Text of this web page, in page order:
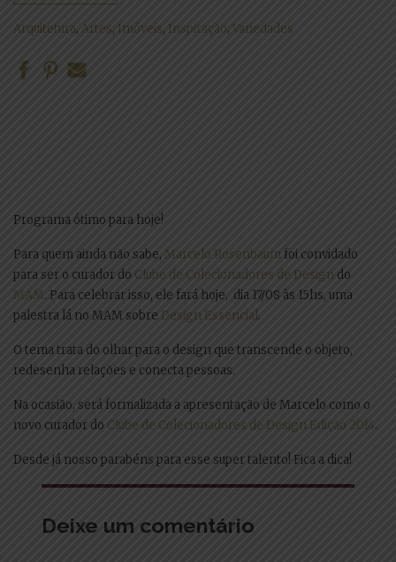
Arquitetura, Artes, Imóveis, Inspiração, Variedades
Programa ótimo para hoje!
Para quem ainda não sabe, Marcelo Rosenbaum foi convidado
para ser o curador do Clube de Colecionadores de Design do
MAM. Para celebrar isso, ele fará hoje, dia 17/08 às 15hs, uma
palestra lá no MAM sobre Design Essencial.
O tema trata do olhar para o design que transcende o objeto,
redesenha relações e conecta pessoas.
Na ocasião, será formalizada a apresentação de Marcelo como o
novo curador do Clube de Colecionadores de Design Edição 2014.
Desde já nosso parabéns para esse super talento! Fica a dica! ‪
Deixe um comentário